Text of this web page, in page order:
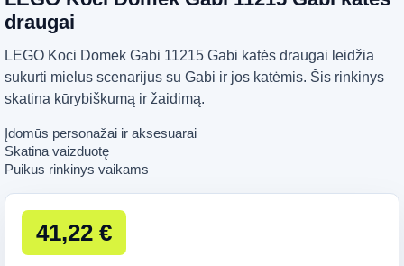
draugai
LEGO Koci Domek Gabi 11215 Gabi katės draugai leidžia
sukurti mielus scenarijus su Gabi ir jos katėmis. Šis rinkinys
skatina kūrybiškumą ir žaidimą.
Įdomūs personažai ir aksesuarai
Skatina vaizduotę
Puikus rinkinys vaikams
41,22 €